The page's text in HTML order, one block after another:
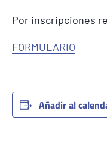
Por inscripciones
FORMULARIO
Añadir al